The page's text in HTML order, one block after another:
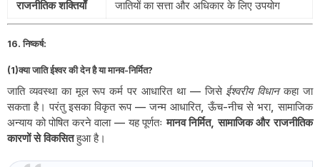
राजनीतिक शक्तियाँ जातियों का सत्ता और अधिकार के लिए उपयोग
16. निष्कर्ष:
(1)क्या जाति ईश्वर की देन है या मानव-निर्मित?
जाति व्यवस्था का मूल रूप कर्म पर आधारित था — जिसे ईश्वरीय विधानकहा जा
सकता है। परंतु इसका विकृत रूप — जन्म आधारित, ऊँच-नीच से भरा, सामाजिक
अन्याय को पोषित करने वाला — यह पूर्णतःमानव निर्मित, सामाजिक और राजनीतिक
कारणों से विकसितहुआ है।